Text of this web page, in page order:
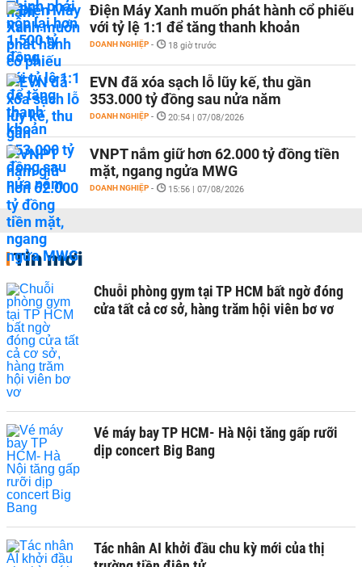
Điện Máy Xanh muốn phát hành cổ phiếu
với tỷ lệ 1:1 để tăng thanh khoản
DOANH NGHIỆP - 18 giờ trước
EVN đã xóa sạch lỗ lũy kế, thu gần
353.000 tỷ đồng sau nửa năm
DOANH NGHIỆP - 20:54 | 07/08/2026
VNPT nắm giữ hơn 62.000 tỷ đồng tiền
mặt, ngang ngửa MWG
DOANH NGHIỆP - 15:56 | 07/08/2026
Tin mới
Chuỗi phòng gym tại TP HCM bất ngờ đóng
cửa tất cả cơ sở, hàng trăm hội viên bơ vơ
Vé máy bay TP HCM- Hà Nội tăng gấp rưỡi
dịp concert Big Bang
Tác nhân AI khởi đầu chu kỳ mới của thị